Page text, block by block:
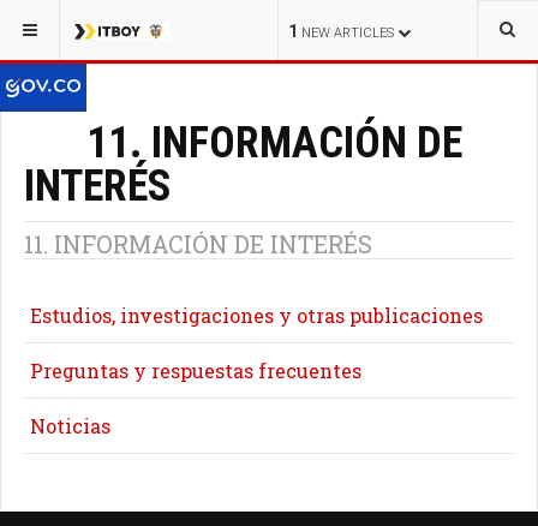
1 NEW ARTICLES
11. INFORMACIÓN DE
INTERÉS
11. INFORMACIÓN DE INTERÉS
Estudios, investigaciones y otras publicaciones
Preguntas y respuestas frecuentes
Noticias